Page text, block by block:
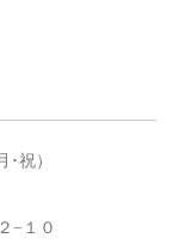
･祝）
−１０